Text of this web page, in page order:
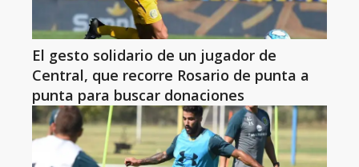
El gesto solidario de un jugador de
Central, que recorre Rosario de punta a
punta para buscar donaciones